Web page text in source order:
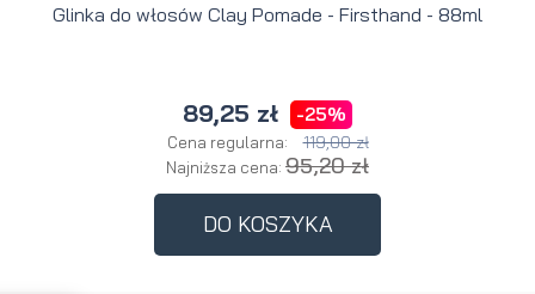
Glinka do włosów Clay Pomade - Firsthand - 88ml
89,25 zł -25%
Cena regularna: 119,00 zł
Najniższa cena: 95,20 zł
DO KOSZYKA